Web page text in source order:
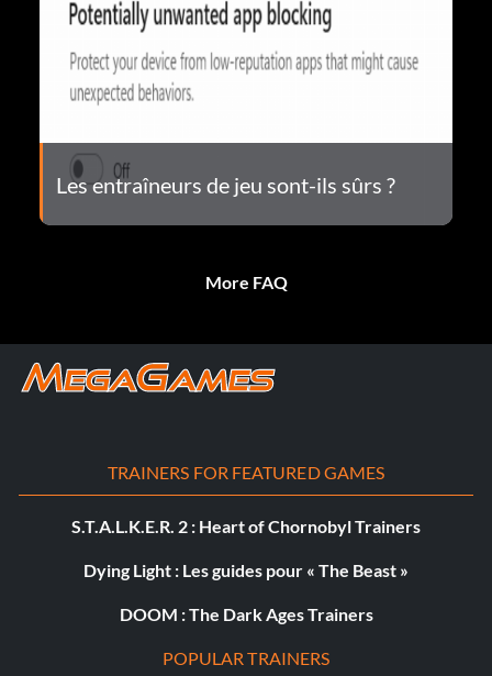
Les entraîneurs de jeu sont-ils sûrs ?
More FAQ
TRAINERS FOR FEATURED GAMES
S.T.A.L.K.E.R. 2 : Heart of Chornobyl Trainers
Dying Light : Les guides pour « The Beast »
DOOM : The Dark Ages Trainers
POPULAR TRAINERS